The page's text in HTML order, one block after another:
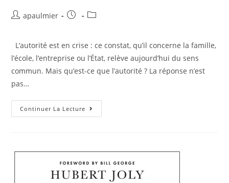
apaulmier
L’autorité est en crise : ce constat, qu’il concerne la famille,
l’école, l’entreprise ou l’État, relève aujourd’hui du sens
commun. Mais qu’est-ce que l’autorité ? La réponse n’est
pas…
Continuer La Lecture